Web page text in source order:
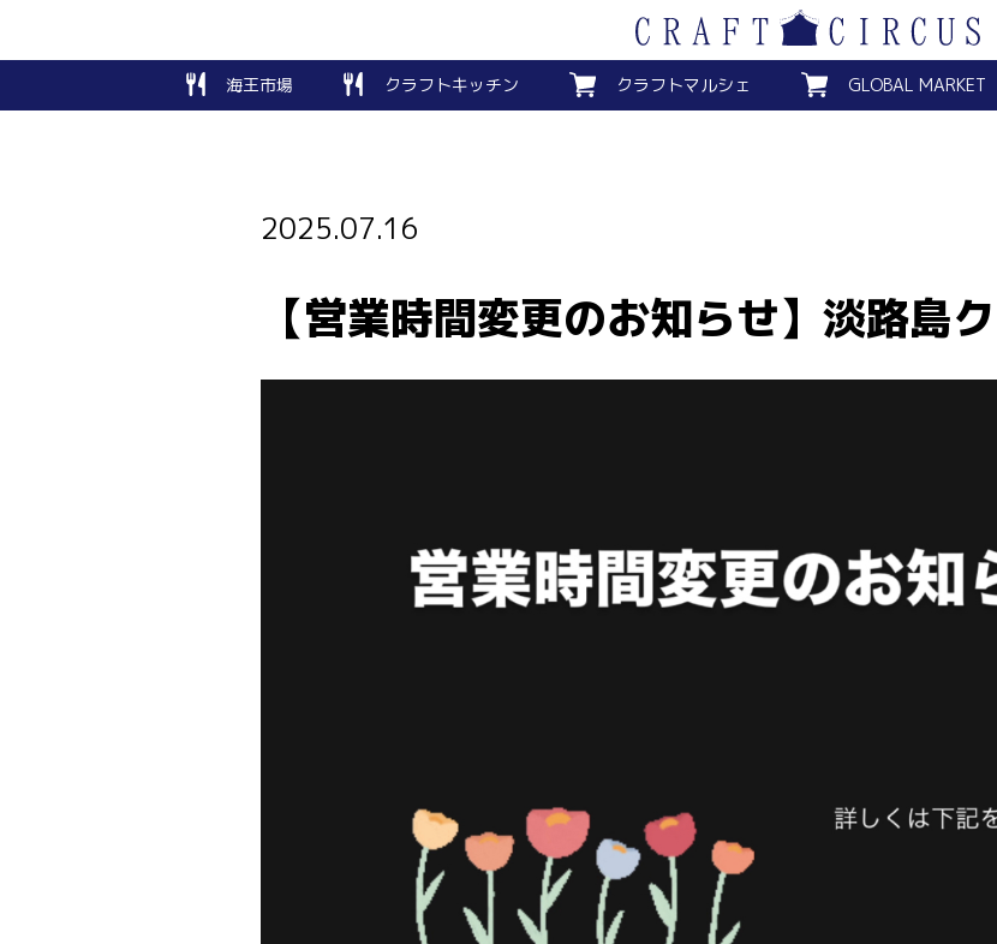
海王市場 クラフトキッチン クラフトマルシェ GLOBAL MARKET
2025.07.16
【営業時間変更のお知らせ】淡路島